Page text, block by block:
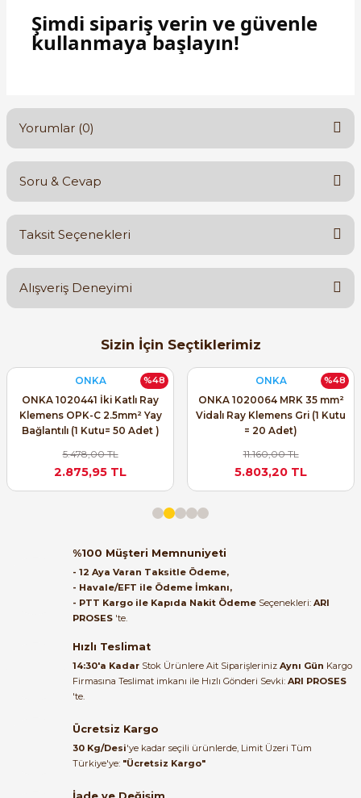
Şimdi sipariş verin ve güvenle
kullanmaya başlayın!
Yorumlar (0)
Bu ürüne ilk yorumu siz yapın!
Soru & Cevap
Ürün hakkında henüz soru sorulmamış.
Taksit Seçenekleri
Alışveriş Deneyimi
Orijinal kutusuyla ertesi gün
ulaştı elimize. Teşekkürler.
B... A... | 27/06/2026
Satıcı ilgili ve çok yardım severdi
bundan mehmet bey ilgi ve
alakası için teşekkür ederim
muhammed demirci |
22/06/2026
ulaştı. Paketleme özenliydi,
alışveriş sürecinden memnun
Kemal Toktaş | 20/06/2026
Alışveriş süreci de hızlı ve
problemsiz geçti.
Kemal Toktaş | 20/06/2026
Havale ile odeme yaptim ve
tedirgindim ama saticinin
sonrasindaki iletisim ve
Sizin İçin Seçtiklerimiz
%48
ONKA
ONKA 1020441 İki Katlı Ray
Klemens OPK-C 2.5mm² Yay
Bağlantılı (1 Kutu= 50 Adet )
5.478,00 TL
2.875,95 TL
%48
ONKA
ONKA 1020064 MRK 35 mm²
Vidalı Ray Klemens Gri (1 Kutu
= 20 Adet)
11.160,00 TL
5.803,20 TL
%100 Müşteri Memnuniyeti
- 12 Aya Varan Taksitle Ödeme,
- Havale/EFT ile Ödeme İmkanı,
- PTT Kargo ile Kapıda Nakit Ödeme Seçenekleri: ARI
PROSES 'te.
Hızlı Teslimat
14:30'a Kadar Stok Ürünlere Ait Siparişleriniz Aynı Gün Kargo
Firmasına Teslimat imkanı ile Hızlı Gönderi Sevki: ARI PROSES
'te.
Ücretsiz Kargo
30 Kg/Desi'ye kadar seçili ürünlerde, Limit Üzeri Tüm
Türkiye'ye: "Ücretsiz Kargo"